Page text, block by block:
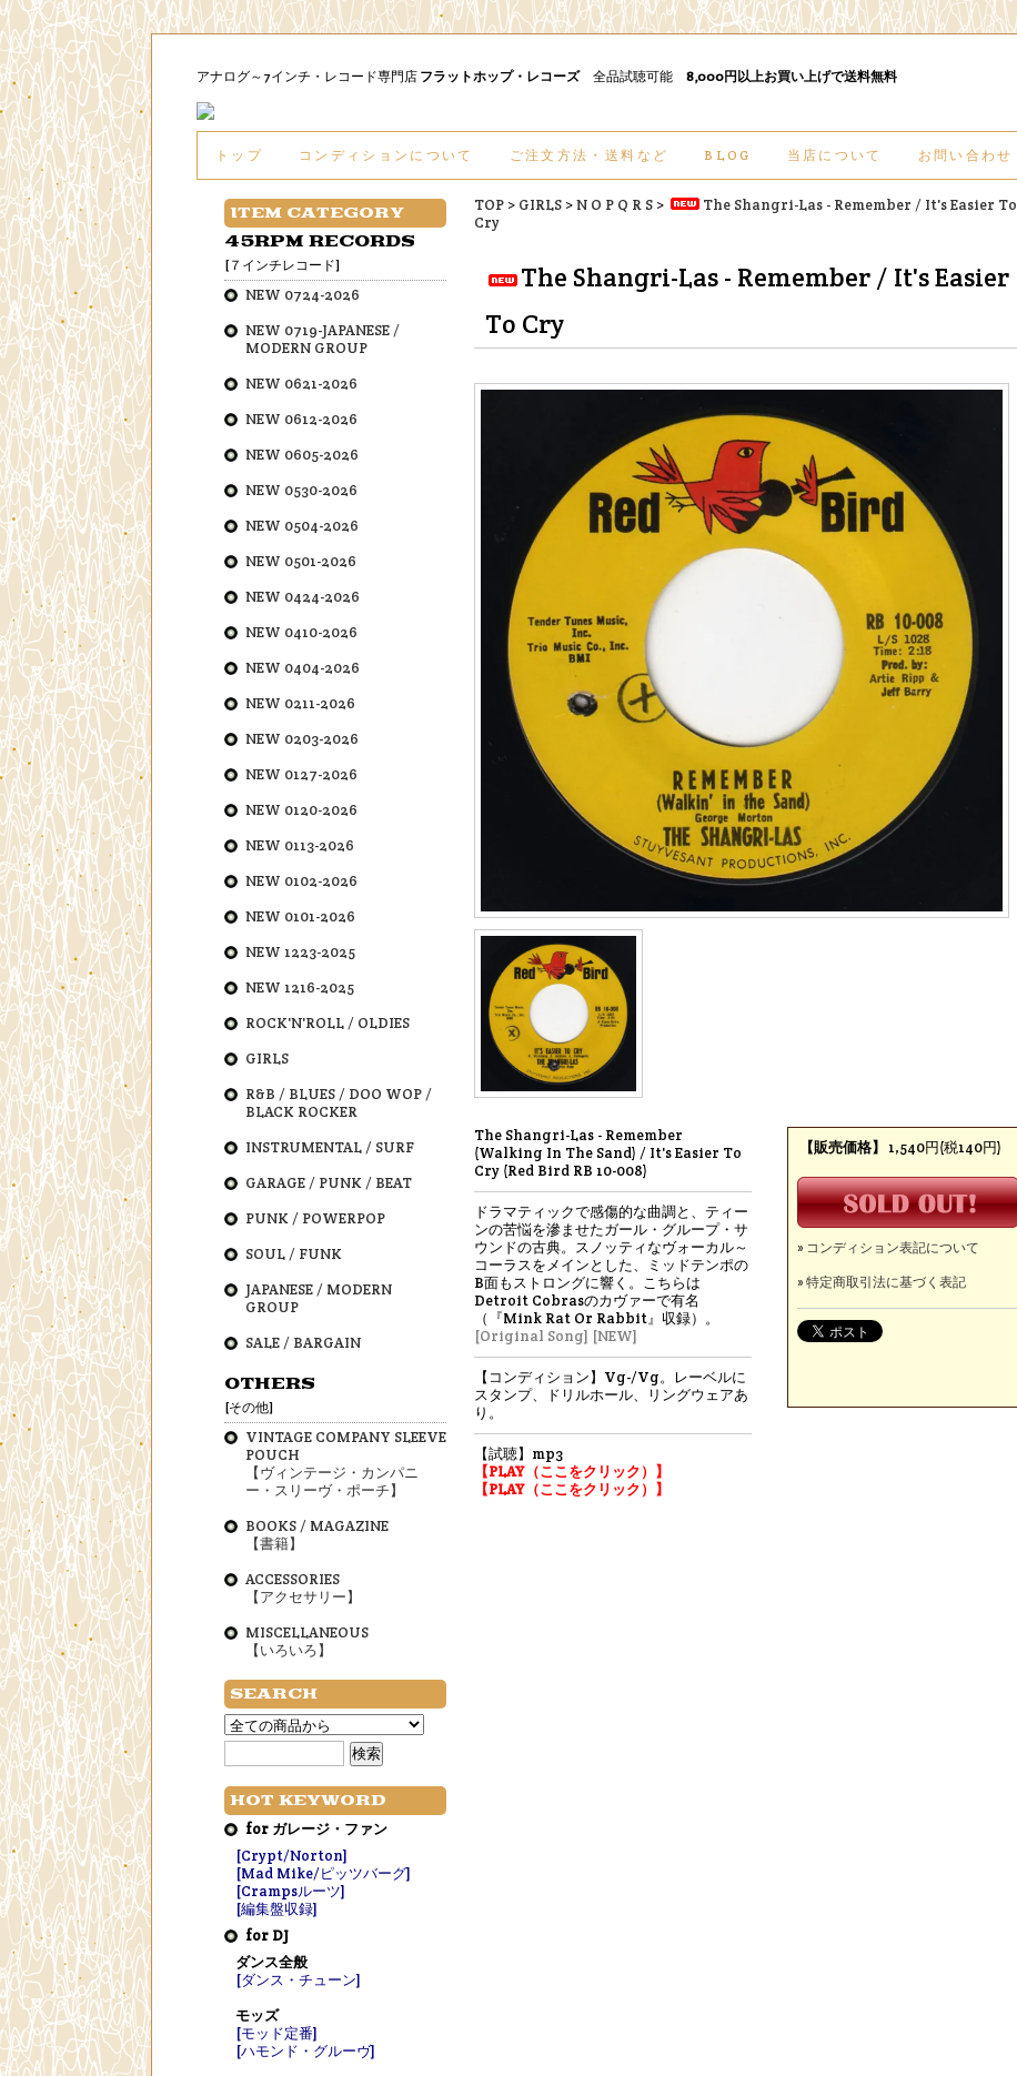
アナログ～7インチ・レコード専門店 フラットホップ・レコーズ全品試聴可能 8,000円以上お買い上げで送料無料
トップ コンディションについて ご注文方法・送料など BLOG 当店について お問い合わせ
TOP > GIRLS >N O P Q R S >
The Shangri-Las - Remember / It's Easier To
Cry
The Shangri-Las - Remember / It's Easier
To Cry
The Shangri-Las - Remember
(Walking In The Sand) / It's Easier To
Cry (Red Bird RB 10-008)
ドラマティックで感傷的な曲調と、ティー
ンの苦悩を滲ませたガール・グループ・サ
ウンドの古典。スノッティなヴォーカル～
コーラスをメインとした、ミッドテンポの
B面もストロングに響く。こちらは
Detroit Cobrasのカヴァーで有名
（『Mink Rat Or Rabbit』収録）。
[Original Song] [NEW]
【コンディション】Vg-/Vg。レーベルに
スタンプ、ドリルホール、リングウェアあ
り。
【試聴】mp3
【PLAY（ここをクリック）】
【PLAY（ここをクリック）】
【販売価格】 1,540円(税140円)
» コンディション表記について
» 特定商取引法に基づく表記
ITEM CATEGORY
45RPM RECORDS
[７インチレコード]
NEW 0724-2026
NEW 0719-JAPANESE /
MODERN GROUP
NEW 0621-2026
NEW 0612-2026
NEW 0605-2026
NEW 0530-2026
NEW 0504-2026
NEW 0501-2026
NEW 0424-2026
NEW 0410-2026
NEW 0404-2026
NEW 0211-2026
NEW 0203-2026
NEW 0127-2026
NEW 0120-2026
NEW 0113-2026
NEW 0102-2026
NEW 0101-2026
NEW 1223-2025
NEW 1216-2025
ROCK'N'ROLL / OLDIES
GIRLS
R&B / BLUES / DOO WOP /
BLACK ROCKER
INSTRUMENTAL / SURF
GARAGE / PUNK / BEAT
PUNK / POWERPOP
SOUL / FUNK
JAPANESE / MODERN
GROUP
SALE / BARGAIN
OTHERS
[その他]
VINTAGE COMPANY SLEEVE
POUCH
【ヴィンテージ・カンパニ
ー・スリーヴ・ポーチ】
BOOKS / MAGAZINE
【書籍】
ACCESSORIES
【アクセサリー】
MISCELLANEOUS
【いろいろ】
SEARCH
HOT KEYWORD
for ガレージ・ファン
[Crypt/Norton]
[Mad Mike/ピッツバーグ]
[Crampsルーツ]
[編集盤収録]
for DJ
ダンス全般
[ダンス・チューン]
モッズ
[モッド定番]
[ハモンド・グルーヴ]